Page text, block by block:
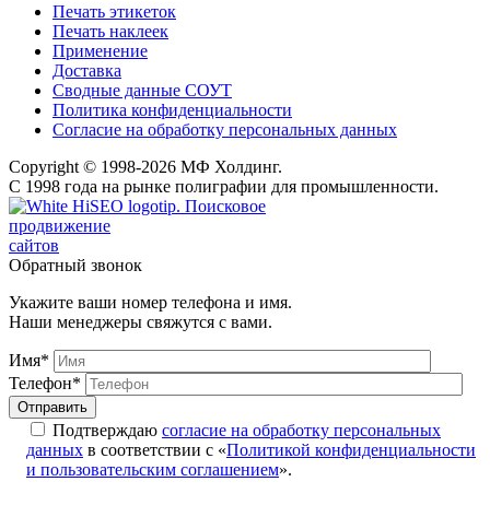
Печать этикеток
Печать наклеек
Применение
Доставка
Сводные данные СОУТ
Политика конфиденциальности
Согласие на обработку персональных данных
Copyright © 1998-2026 МФ Холдинг.
С 1998 года на рынке полиграфии для промышленности.
Поисковое
продвижение
сайтов
Обратный звонок
Укажите ваши номер телефона и имя.
Наши менеджеры свяжутся с вами.
Имя*
Телефон*
Подтверждаю согласие на обработку персональных
данных в соответствии с «Политикой конфиденциальности
и пользовательским соглашением».